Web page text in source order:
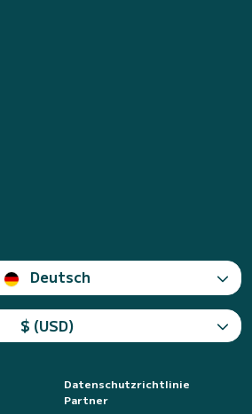
Deutsch
$ (USD)
Datenschutzrichtlinie
Partner